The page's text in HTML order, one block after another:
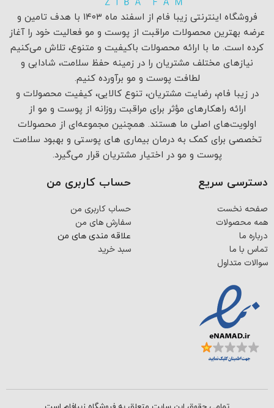
فروشگاه اینترنتی زیبا فام از اسفند ماه ۱۴۰۳ با هدف تامین و
عرضه بهترین محصولات مراقبت از پوست و مو فعالیت خود را آغاز
کرده است. ما با ارائه محصولات باکیفیت و متنوع، تلاش می‌کنیم
نیازهای مختلف مشتریان را در زمینه حفظ سلامت، شادابی و
لطافت پوست و مو برآورده کنیم.
در زیبا فام، رضایت مشتریان، تنوع کالایی، کیفیت محصولات و
ارائه راهکارهای مؤثر برای مراقبت روزانه از پوست و مو از
اولویت‌های اصلی ما هستند. همچنین مجموعه‌ای از محصولات
تخصصی برای کمک به درمان بیماری های پوستی و بهبود سلامت
پوست و مو در اختیار مشتریان قرار می‌گیرد.
دسترسی سریع
صفحه نخست
همه محصولات
درباره ما
تماس با ما
سوالات متداول
حساب کاربری من
حساب کاربری من
سفارش های من
علاقه مندی های من
سبد خرید